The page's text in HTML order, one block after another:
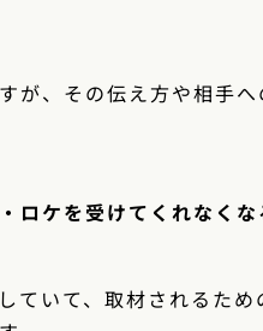
が、その伝え方や相手
ケを受けてくれなくな
ていて、取材されるた